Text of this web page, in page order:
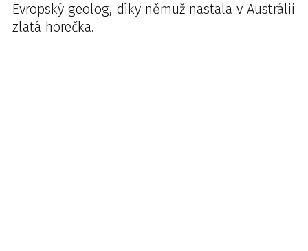
Evropský geolog, díky němuž nastala v Austrálii
zlatá horečka.